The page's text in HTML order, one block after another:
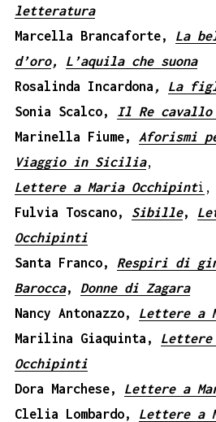
letteratura
Marcella Brancaforte, La
d’oro, L’aquila che suona
Rosalinda Incardona , La
Sonia Scalco, Il Re cavallo
Marinella Fiume, Aforismi
Viaggio in Sicilia,
Lettere a Maria Occhipinti ,
Fulvia Toscano, Sibille,
Occhipinti
Santa Franco, Respiri di
Barocca, Donne di Zagara
Nancy Antonazzo, Lettere a
Marilina Giaquinta, Lettere
Occhipinti
Dora Marchese, Lettere a
Clelia Lombardo, Lettere a